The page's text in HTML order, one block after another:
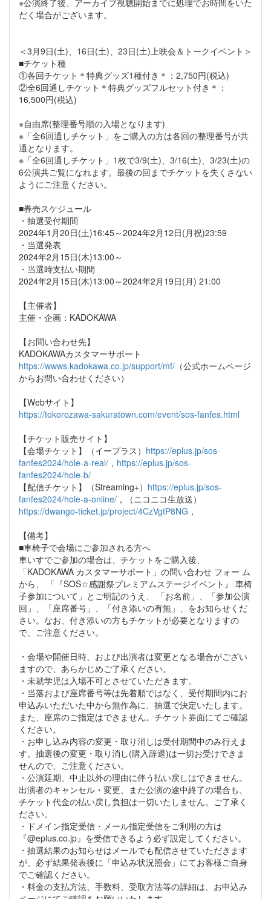
だく場合がございます。
＜3月9日(土)、16日(土)、23日(土)上映会＆トークイベント＞
■チケット種
①各回チケット＊特典グッズ1種付き＊：2,750円(税込)
②全6回通しチケット＊特典グッズフルセット付き＊：
16,500円(税込)
※自由席(整理番号順の入場となります)
※「全6回通しチケット」をご購入の方は各回の整理番号が共
通となります。
※「全6回通しチケット」1枚で3/9(土)、3/16(土)、3/23(土)の
6公演共ご覧になれます。最後の回までチケットを失くさない
ようにご注意ください。
■券売スケジュール
・抽選受付期間
2024年1月20日(土)16:45～2024年2月12日(月祝)23:59
・当選発表
2024年2月15日(木)13:00～
・当選時支払い期間
2024年2月15日(木)13:00～2024年2月19日(月) 21:00
【主催者】
主催・企画：KADOKAWA
【お問い合わせ先】
KADOKAWAカスタマーサポート
https://wwws.kadokawa.co.jp/support/mf/ （公式ホームページ
からお問い合わせください）
【Webサイト】
https://tokorozawa-sakuratown.com/event/sos-fanfes.html
【チケット販売サイト】
【会場チケット】（イープラス） https://eplus.jp/sos-
fanfes2024/hole-a-real/ ， https://eplus.jp/sos-
fanfes2024/hole-b/
【配信チケット】（Streaming+） https://eplus.jp/sos-
fanfes2024/hole-a-online/ ，（ニコニコ生放送）
https://dwango-ticket.jp/project/4CzVgtP8NG ，
【備考】
■車椅子で会場にご参加される方へ
車いすでご参加の場合は、チケットをご購入後、
「KADOKAWA カスタマーサポート」の問い合わせ フォー ム
から、 「『SOS☆感謝祭プレミアムステージイベント』 車椅
子参加について」とご明記のうえ、 「お名前」、「参加公演
回」、「座席番号」、「付き添いの有無」、をお知らせくだ
さい。なお、付き添いの方もチケットが必要となりますの
で、ご注意ください。
・会場や開催日時、および出演者は変更となる場合がござい
ますので、あらかじめご了承ください。
・未就学児は入場不可とさせていただきます。
・当落および座席番号等は先着順ではなく、受付期間内にお
申込みいただいた中から無作為に、抽選で決定いたします。
また、座席のご指定はできません。チケット券面にてご確認
ください。
・お申し込み内容の変更・取り消しは受付期間中のみ行えま
す。抽選後の変更・取り消し(購入辞退)は一切お受けできま
せんので、ご注意ください。
・公演延期、中止以外の理由に伴う払い戻しはできません。
出演者のキャンセル・変更、また公演の途中終了の場合も、
チケット代金の払い戻し負担は一切いたしません。ご了承く
ださい。
・ドメイン指定受信・メール指定受信をご利用の方は
『@eplus.co.jp』を受信できるよう必ず設定してください。
・抽選結果のお知らせはメールでも配信させていただきます
が、必ず結果発表後に「申込み状況照会」にてお客様ご自身
でご確認ください。
・料金の支払方法、手数料、受取方法等の詳細は、お申込み